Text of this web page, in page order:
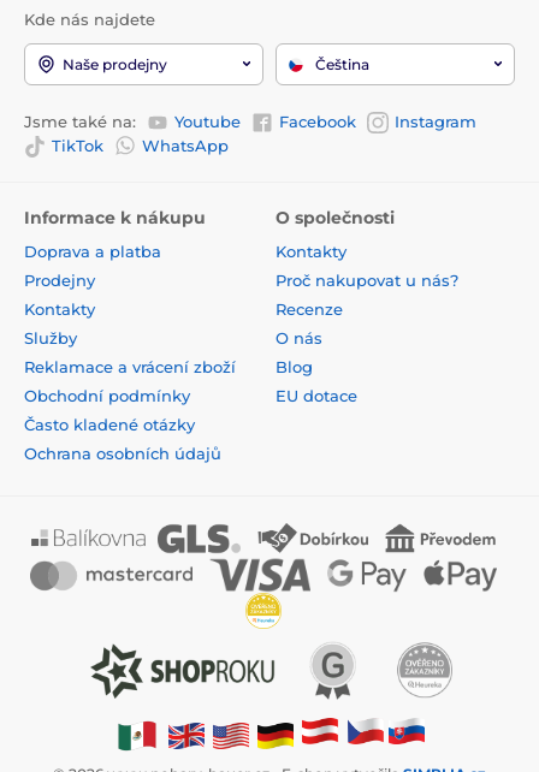
Kde nás najdete
Naše prodejny Čeština
Jsme také na: Youtube Facebook
Instagram
TikTok
WhatsApp
Informace k nákupu
Doprava a platba
Prodejny
Kontakty
Služby
Reklamace a vrácení zboží
Obchodní podmínky
Často kladené otázky
Ochrana osobních údajů
O společnosti
Kontakty
Proč nakupovat u nás?
Recenze
O nás
Blog
EU dotace